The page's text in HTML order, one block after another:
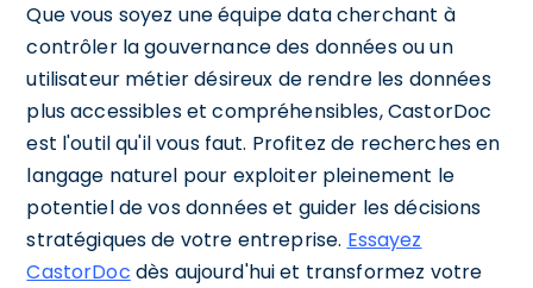
Que vous soyez une équipe data cherchant à
contrôler la gouvernance des données ou un
utilisateur métier désireux de rendre les données
plus accessibles et compréhensibles, CastorDoc
est l'outil qu'il vous faut. Profitez de recherches en
langage naturel pour exploiter pleinement le
potentiel de vos données et guider les décisions
stratégiques de votre entreprise. Essayez
CastorDoc dès aujourd'hui et transformez votre